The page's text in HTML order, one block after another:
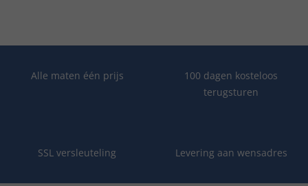
Alle maten één prijs
100 dagen kosteloos
terugsturen
SSL versleuteling Levering aan wensadres